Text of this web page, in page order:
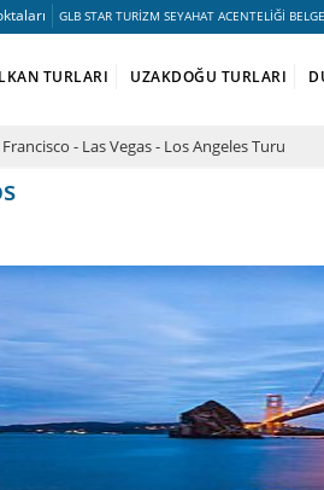
GLB STAR TURİZM SEYAHAT ACENTELİĞİ
TURLARI UZAKDOĞU TURLARI
- Las Vegas - Los Angeles Turu